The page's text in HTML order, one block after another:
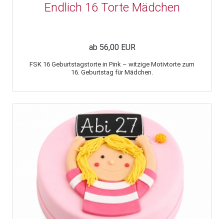
Endlich 16 Torte Mädchen
ab 56,00 EUR
FSK 16 Geburtstagstorte in Pink – witzige Motivtorte zum
16. Geburtstag für Mädchen.